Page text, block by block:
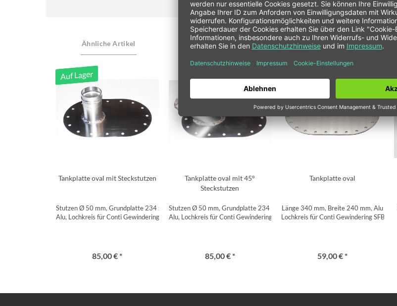
Ähnliche Artikel
Auf Lager
Tankplatte oval mit Steckstutzen
Stutzen Ø 50 mm, Grundplatte 234 x 158 mm,
Alu, Lochkreis für Conti Gewindering SFB 225
85,00 € *
Tankplatte oval mit 45°
Steckstutzen
Stutzen Ø 50 mm, Grundplatte 234 x 158 mm,
Alu, Lochkreis für Conti Gewindering SFB 225
85,00 € *
Tankplatte oval
Länge 340 mm, Breite 240 mm, Alu
Lochkreis für Conti Gewindering SFB 228
59,00 € *